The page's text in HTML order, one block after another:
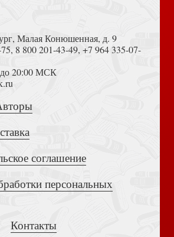
(Тихоний Африканский)
Ф.М. Сила и правда России (2024)
Малая Конюшенная, д. 9
, 8 800 201-43-49, +7 964 335-07-
20:00 МСК
соглашение
персональных
Контакты